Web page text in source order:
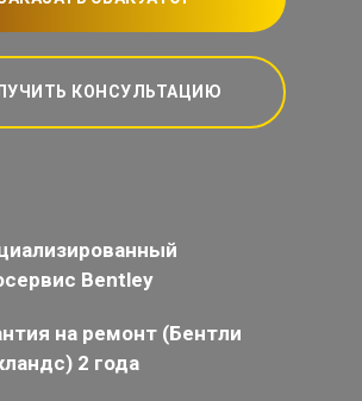
КОНСУЛЬТАЦИЮ
Bentley
на ремонт (Бентли
2 года